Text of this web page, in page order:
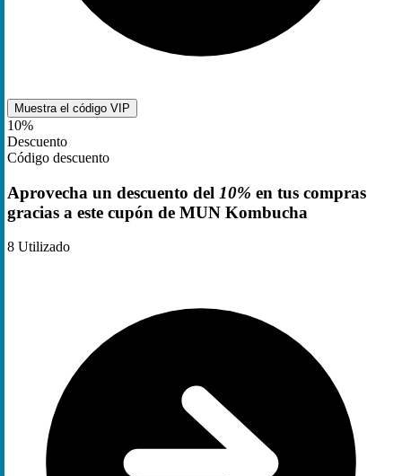
Muestra el código VIP
10%
Descuento
Código descuento
Aprovecha un descuento del 10% en tus compras
gracias a este cupón de MUN Kombucha
8 Utilizado